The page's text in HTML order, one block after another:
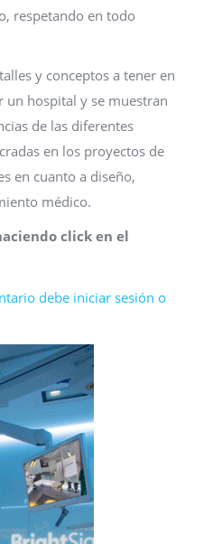
respetando en todo
y conceptos a tener en
un hospital y se muestran
de las diferentes
en los proyectos de
en cuanto a diseño,
médico.
click en el
debe iniciar sesión o